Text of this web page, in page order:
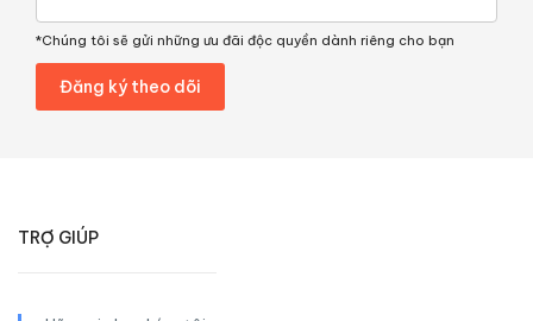
*Chúng tôi sẽ gửi những ưu đãi độc quyền dành riêng cho bạn
TRỢ GIÚP